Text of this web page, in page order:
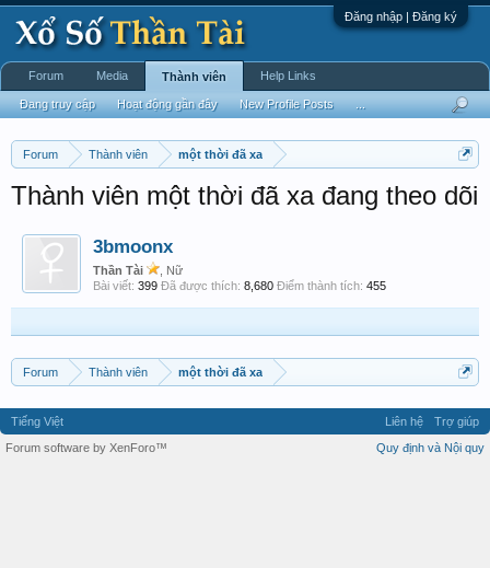
Đăng nhập | Đăng ký
Forum Thành viên một thời đã xa
Thành viên một thời đã xa đang theo dõi
3bmoonx
Thần Tài
, Nữ
Bài viết: 399 Đã được thích: 8,680 Điểm thành tích: 455
Forum Thành viên một thời đã xa
Forum Media Thành viên
Đang truy cập Hoạt động gần đây New Profile Posts
Help Links
Tiếng Việt Liên hệ
Trợ giúp
Quy định và Nội quy
Forum software by XenForo™